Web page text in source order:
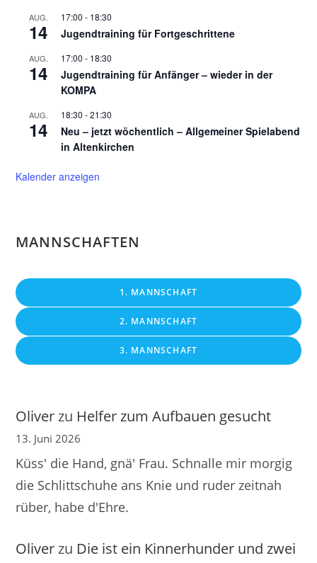
AUG.
14
17:00 - 18:30
Jugendtraining für Fortgeschrittene
AUG.
14
17:00 - 18:30
Jugendtraining für Anfänger – wieder in der
KOMPA
AUG.
14
18:30 -21:30
Neu – jetzt wöchentlich – Allgemeiner Spielabend
in Altenkirchen
Kalender anzeigen
MANNSCHAFTEN
1. MANNSCHAFT
2. MANNSCHAFT
3. MANNSCHAFT
Oliverzu Helfer zum Aufbauen gesucht
13. Juni 2026
Küss' die Hand, gnä' Frau. Schnalle mir morgig
die Schlittschuhe ans Knie und ruder zeitnah
rüber, habe d'Ehre.
Oliverzu Die ist ein Kinnerhunder und zwei